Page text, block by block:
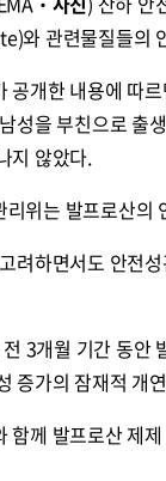
관련물질들의
공개한 내용에 따
성을 부친으로 출
지 않았다.
리위는 발프로산
려하면서도 안전
3개월 기간 동안
증가의 잠재적 개
함께 발프로산 제